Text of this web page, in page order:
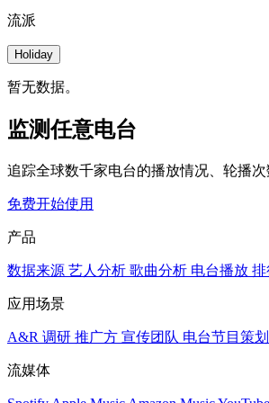
流派
Holiday
暂无数据。
监测任意电台
追踪全球数千家电台的播放情况、轮播次
免费开始使用
产品
数据来源 艺人分析 歌曲分析 电台播放 排
应用场景
A&R 调研 推广方 宣传团队 电台节目策划
流媒体